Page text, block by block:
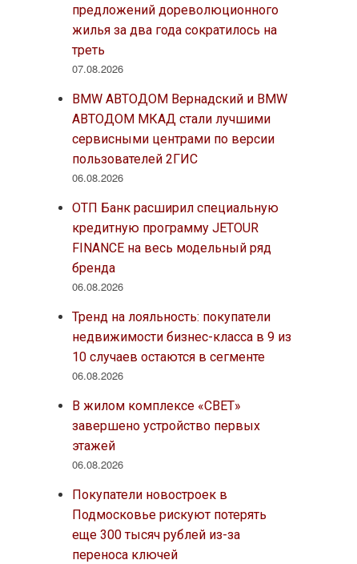
предложений дореволюционного
жилья за два года сократилось на
треть
07.08.2026
BMW АВТОДОМ Вернадский и BMW
АВТОДОМ МКАД стали лучшими
сервисными центрами по версии
пользователей 2ГИС
06.08.2026
ОТП Банк расширил специальную
кредитную программу JETOUR
FINANCE на весь модельный ряд
бренда
06.08.2026
Тренд на лояльность: покупатели
недвижимости бизнес-класса в 9 из
10 случаев остаются в сегменте
06.08.2026
В жилом комплексе «СВЕТ»
завершено устройство первых
этажей
06.08.2026
Покупатели новостроек в
Подмосковье рискуют потерять
еще 300 тысяч рублей из-за
переноса ключей